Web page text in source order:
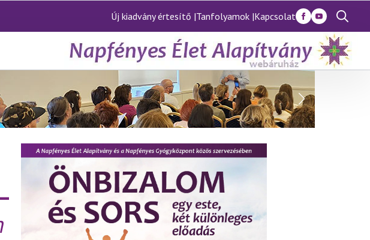
Új kiadvány értesítő |Tanfolyamok |Kapcsolat
Search
for: